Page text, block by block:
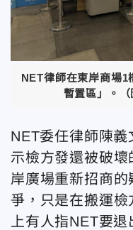
NET律師在東岸商場1
暫置區」。（
NET委任律師陳
示檢方發還被破
岸廣場重新招商
爭，只是在搬運
上有人指NET要